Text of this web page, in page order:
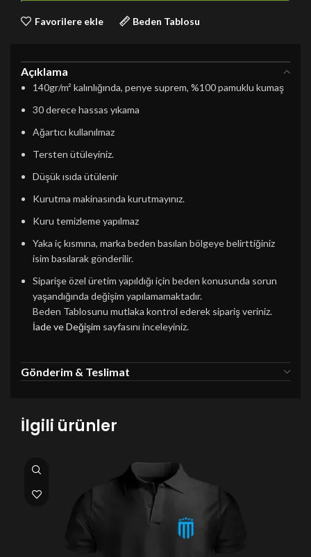
Favorilere ekle Beden Tablosu
Açıklama
140gr/m² kalınlığında, penye suprem, %100 pamuklu kumaş
30 derece hassas yıkama
Ağartıcı kullanılmaz
Tersten ütüleyiniz.
Düşük ısıda ütülenir
Kurutma makinasında kurutmayınız.
Kuru temizleme yapılmaz
Yaka iç kısmına, marka beden basılan bölgeye belirttiğiniz
isim basılarak gönderilir.
Siparişe özel üretim yapıldığı için beden konusunda sorun
yaşandığında değişim yapılamamaktadır.
Beden Tablosunu mutlaka kontrol ederek sipariş veriniz.
İade ve Değişim sayfasını inceleyiniz.
Gönderim & Teslimat
İlgili ürünler